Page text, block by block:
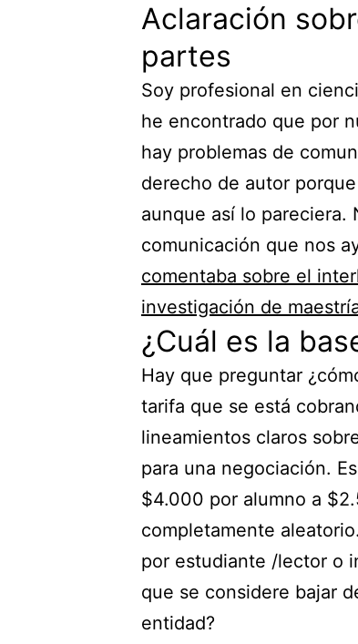
Aclaración
partes
Soy profesional en
he encontrado que por
hay problemas de
derecho de autor
aunque así lo pareciera.
comunicación que nos
comentaba sobre el
investigación de
¿Cuál es la
Hay que preguntar
tarifa que se está
lineamientos claros
para una negociación.
$4.000 por alumno a
completamente
por estudiante /lector o
que se considere bajar
entidad?